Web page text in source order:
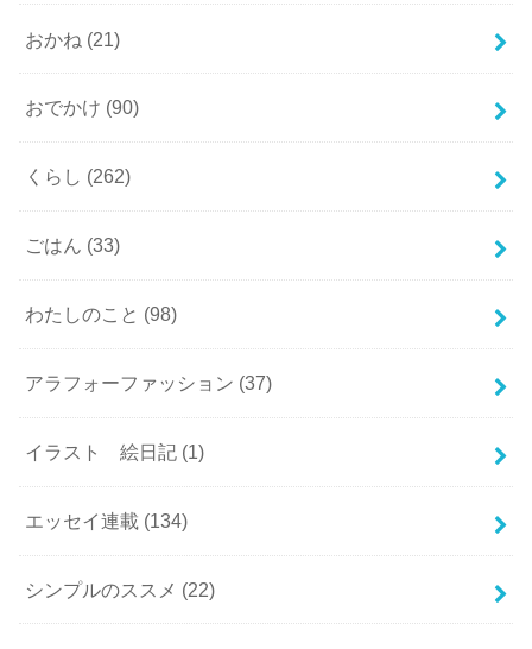
おかね (21)
おでかけ (90)
くらし (262)
ごはん (33)
わたしのこと (98)
アラフォーファッション (37)
イラスト 絵日記 (1)
エッセイ連載 (134)
シンプルのススメ (22)